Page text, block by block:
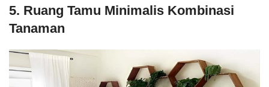
5. Ruang Tamu Minimalis Kombinasi
Tanaman